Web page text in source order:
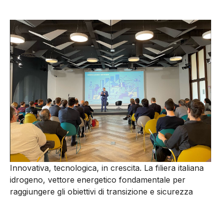
Innovativa, tecnologica, in crescita. La filiera italiana
idrogeno, vettore energetico fondamentale per
raggiungere gli obiettivi di transizione e sicurezza